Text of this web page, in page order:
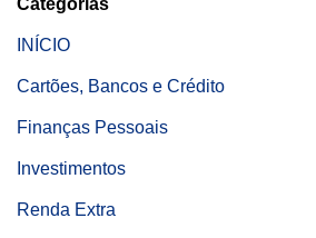
INÍCIO
Cartões, Bancos e Crédito
Finanças Pessoais
Investimentos
Renda Extra